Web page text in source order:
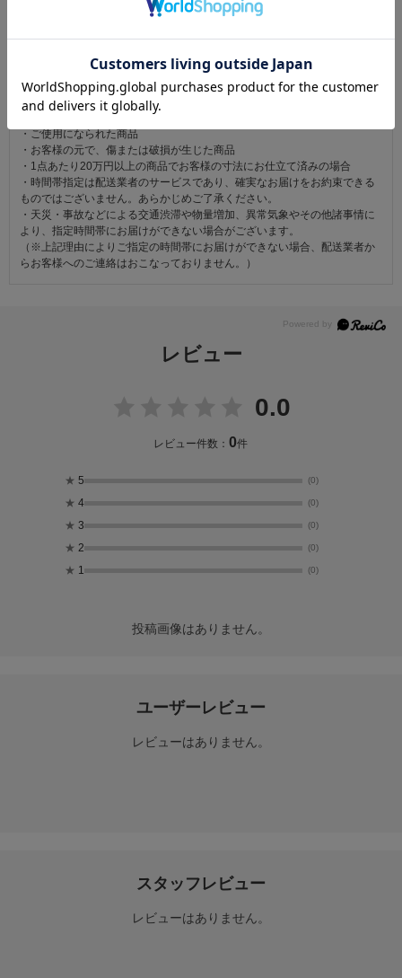
お仕立て後、お客様の手元に届いてから30日以内であれば返品可能です。
返品にかかる送料は無料です。
ただし次に該当するものは返品をお受けできません。
・商品到着後31日以上経過した商品
・ご使用になられた商品
・お客様の元で、傷または破損が生じた商品
・1点あたり20万円以上の商品でお客様の寸法にお仕立て済みの場合
・時間帯指定は配送業者のサービスであり、確実なお届けをお約束できる
ものではございません。あらかじめご了承ください。
・天災・事故などによる交通渋滞や物量増加、異常気象やその他諸事情に
より、指定時間帯にお届けができない場合がございます。
（※上記理由によりご指定の時間帯にお届けができない場合、配送業者か
らお客様へのご連絡はおこなっておりません。）
レビュー
0.0
レビュー件数：0件
★ 5 (0)
★ 4 (0)
★ 3 (0)
★ 2 (0)
★ 1 (0)
投稿画像はありません。
ユーザーレビュー
レビューはありません。
スタッフレビュー
レビューはありません。